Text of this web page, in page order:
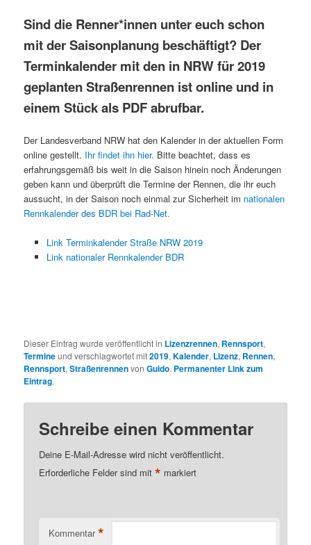
Sind die Renner*innen unter euch schon
mit der Saisonplanung beschäftigt? Der
Terminkalender mit den in NRW für 2019
geplanten Straßenrennen ist online und in
einem Stück als PDF abrufbar.
Der Landesverband NRW hat den Kalender in der aktuellen Form
online gestellt. Ihr findet ihn hier. Bitte beachtet, dass es
erfahrungsgemäß bis weit in die Saison hinein noch Änderungen
geben kann und überprüft die Termine der Rennen, die ihr euch
aussucht, in der Saison noch einmal zur Sicherheit im nationalen
Rennkalender des BDR bei Rad-Net.
Link Terminkalender Straße NRW 2019
Link nationaler Rennkalender BDR
Dieser Eintrag wurde veröffentlicht in Lizenzrennen, Rennsport,
Termineund verschlagwortet mit2019,Kalender, Lizenz, Rennen,
Rennsport,StraßenrennenvonGuido. Permanenter Link zum
Eintrag.
Schreibe einen Kommentar
Deine E-Mail-Adresse wird nicht veröffentlicht.
Erforderliche Felder sind mit* markiert
Kommentar *